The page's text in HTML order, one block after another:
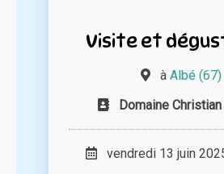
Visite et
à Albé (67)
Domaine
vendredi 13 juin